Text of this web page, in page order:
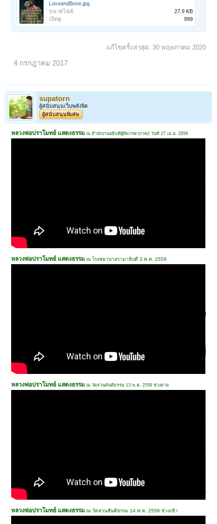
LoveandBone.jpg
ขนาดไฟล์:
27.9 KB
เปิดดู:
999
แก้ไขครั้งล่าสุด: 30 พฤษภาคม 2020
4 กรกฎาคม 2017
supatorn
ผู้สนับสนุนเว็บพลังจิต
ผู้สนับสนุนพิเศษ
หลวงพ่อปราโมทย์ แสดงธรรมณ สำนักงานอธิบดีผู้พิพากษาภาค2 วันที่ 27 เม.ย. 2559
หลวงพ่อปราโมทย์ แสดงธรรมณ โรงพยาบาลรามาธิบดี 3 พ.ค. 2559
หลวงพ่อปราโมทย์ แสดงธรรมณ วัดสวนสันติธรรม 13 พ.ค. 2559 ช่วงสาย
หลวงพ่อปราโมทย์ แสดงธรรมณ วัดสวนสันติธรรม 14 พ.ค. 2559 ช่วงเช้า